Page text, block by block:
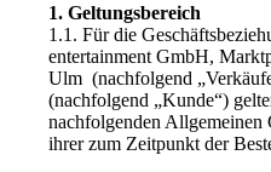
1. Geltungsbereich
1.1. Für die
entertainment GmbH,
Ulm (nachfolgend
(nachfolgend „Kunde“)
nachfolgenden Allgemeinen
ihrer zum Zeitpunkt der